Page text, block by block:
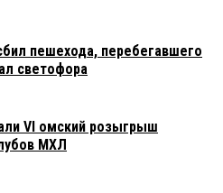
пешехода, перебегавшего
светофора
VI омский розыгрыш
МХЛ